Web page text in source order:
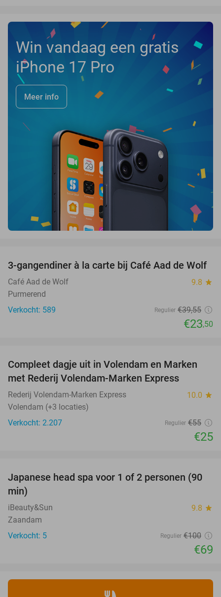
Win vandaag een gratis
iPhone 17 Pro
Meer info
41%
3-gangendiner à la carte bij Café Aad de Wolf
Café Aad de Wolf 9.8 star
Purmerend
Verkocht: 589
Regulier €39,55
€23,50
55%
Compleet dagje uit in Volendam en Marken
met Rederij Volendam-Marken Express
Rederij Volendam-Marken Express 10.0 star
Volendam (+3 locaties)
Verkocht: 2.207
Regulier €55
€25
31%
Japanese head spa voor 1 of 2 personen (90
min)
iBeauty&Sun 9.8 star
Zaandam
Verkocht: 5
Regulier €100
€69